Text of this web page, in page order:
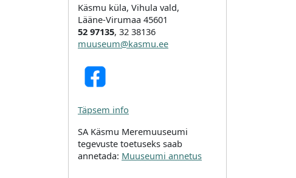
Käsmu küla, Vihula vald,
Lääne-Virumaa 45601
52 97135, 32 38136
muuseum@kasmu.ee
Täpsem info
SA Käsmu Meremuuseumi
tegevuste toetuseks saab
annetada: Muuseumi annetus